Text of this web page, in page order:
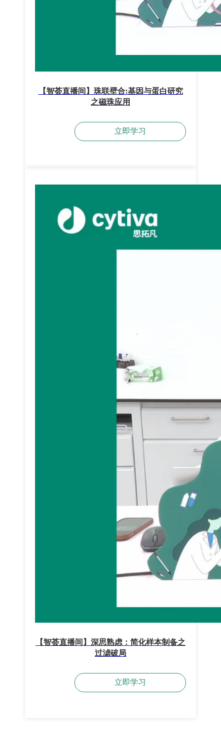
【智荟直播间】珠联壁合:基因与蛋白研究
之磁珠应用
立即学习
【智荟直播间】深思熟虑：简化样本制备之
过滤破局
立即学习